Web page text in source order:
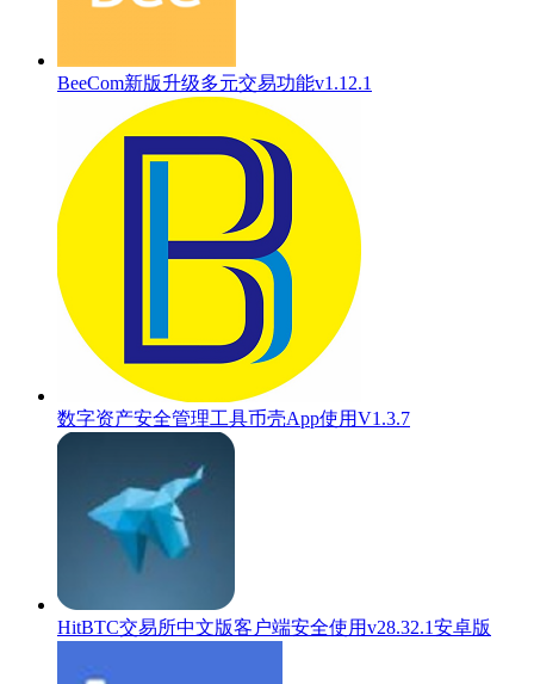
BeeCom新版升级多元交易功能v1.12.1
数字资产安全管理工具币壳App使用V1.3.7
HitBTC交易所中文版客户端安全使用v28.32.1安卓版